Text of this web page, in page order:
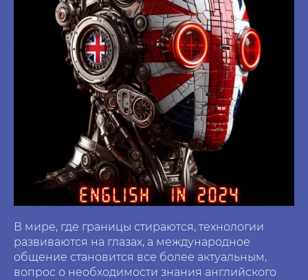
В мире, где границы стираются, технологии
развиваются на глазах, а международное
общение становится все более актуальным,
вопрос о необходимости знания английского